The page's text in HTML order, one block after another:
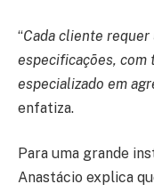
“Cada cliente requer
especificações, com
especializado em
enfatiza.
Para uma grande
Anastácio explica